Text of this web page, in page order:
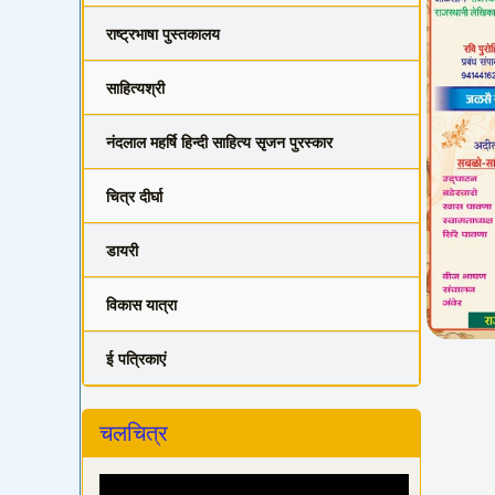
राष्ट्रभाषा पुस्तकालय
साहित्यश्री
नंदलाल महर्षि हिन्दी साहित्य सृजन पुरस्कार
चित्र दीर्घा
डायरी
विकास यात्रा
ई पत्रिकाएं
चलचित्र